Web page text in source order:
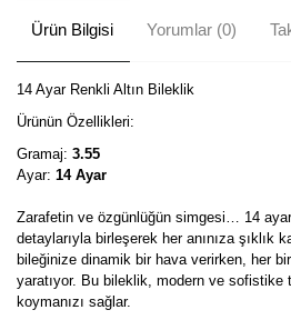
Ürün Bilgisi Yorumlar (0)
14 Ayar Renkli Altın Bileklik
Ürünün Özellikleri:
Gramaj: 3.55
Ayar: 14 Ayar
Zarafetin ve özgünlüğün simgesi… 14 ayar
detaylarıyla birleşerek her anınıza şıklık
bileğinize dinamik bir hava verirken, her
yaratıyor. Bu bileklik, modern ve sofistike
koymanızı sağlar.